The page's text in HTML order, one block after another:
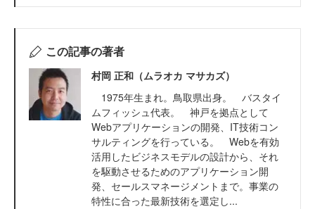
この記事の著者
村岡 正和（ムラオカ マサカズ）
1975年生まれ。鳥取県出身。 バスタイ
ムフィッシュ代表。 神戸を拠点として
Webアプリケーションの開発、IT技術コン
サルティングを行っている。 Webを有効
活用したビジネスモデルの設計から、それ
を駆動させるためのアプリケーション開
発、セールスマネージメントまで。事業の
特性に合った最新技術を選定し...